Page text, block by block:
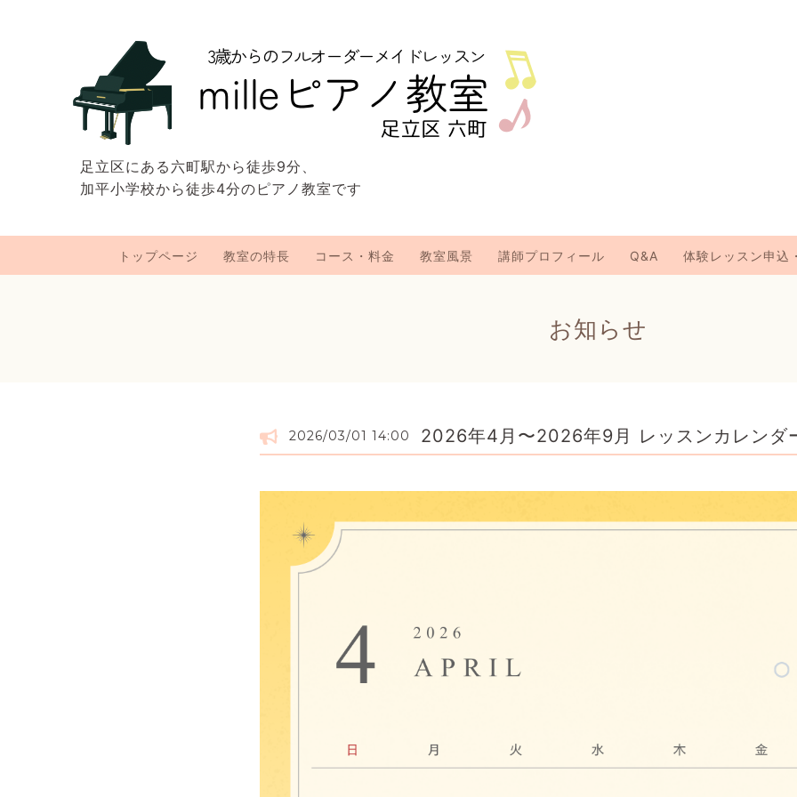
足立区にある六町駅から徒歩9分、
加平小学校から徒歩4分のピアノ教室です
トップページ 教室の特長 コース・料金 教室風景 講師プロフィール Q&A 体験レッスン申込
お知らせ
2026/03/01 14:00 2026年4月〜2026年9月 レッスンカレンダ